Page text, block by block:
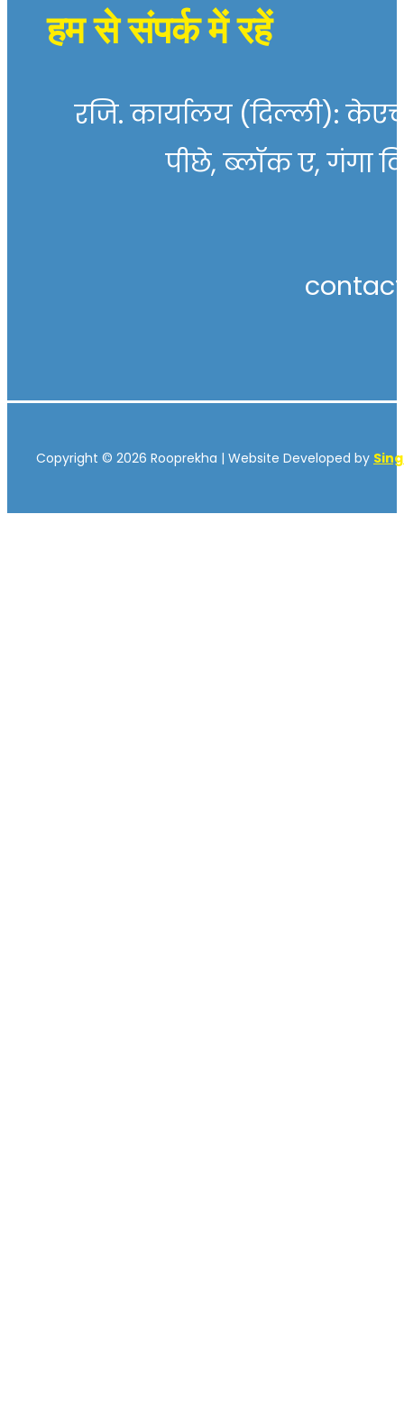
हम से संपर्क में रहें
रजि. कार्यालय (दिल्ली):
पीछे, ब्लॉक ए, गंगा
Copyright © 2026 Rooprekha | Website Developed by